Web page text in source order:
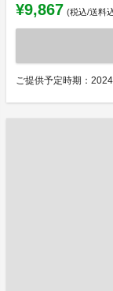
¥9,867 (税込/送料
ご提供予定時期：